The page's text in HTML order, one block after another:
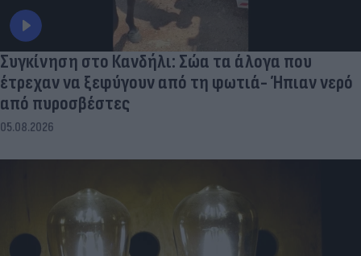
Συγκίνηση στο Κανδήλι: Σώα τα άλογα που
έτρεχαν να ξεφύγουν από τη φωτιά- Ήπιαν νερό
από πυροσβέστες
05.08.2026